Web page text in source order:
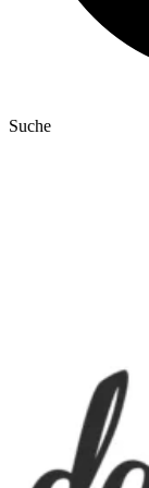
Suche